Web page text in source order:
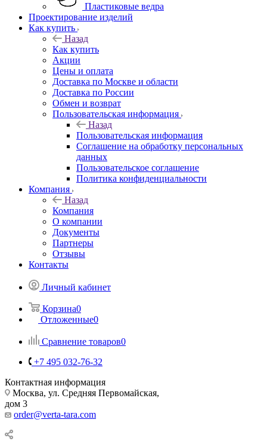
Пластиковые ведра
Проектирование изделий
Как купить
Назад
Как купить
Акции
Цены и оплата
Доставка по Москве и области
Доставка по России
Обмен и возврат
Пользовательская информация
Назад
Пользовательская информация
Соглашение на обработку персональных
данных
Пользовательское соглашение
Политика конфиденциальности
Компания
Назад
Компания
О компании
Документы
Партнеры
Отзывы
Контакты
Личный кабинет
Корзина0
Отложенные0
Сравнение товаров0
+7 495 032-76-32
Контактная информация
Москва, ул. Средняя Первомайская,
дом 3
order@verta-tara.com